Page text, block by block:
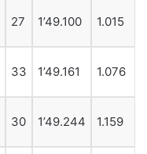
27 1’49.100 1.015
33 1’49.161 1.076
30 1’49.244 1.159